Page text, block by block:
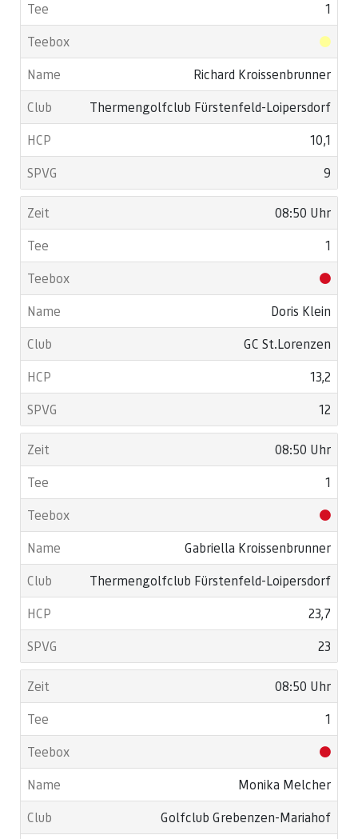
1
Richard Kroissenbrunner
Thermengolfclub Fürstenfeld-Loipersdorf
10,1
9
08:50 Uhr
1
Doris Klein
GC St.Lorenzen
13,2
12
08:50 Uhr
1
Gabriella Kroissenbrunner
Thermengolfclub Fürstenfeld-Loipersdorf
23,7
23
08:50 Uhr
1
Monika Melcher
Golfclub Grebenzen-Mariahof